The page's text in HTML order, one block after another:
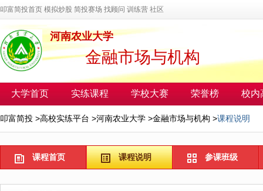
叩富简投首页 模拟炒股 简投赛场 找顾问 训练营 社区
河南农业大学
金融市场与机构
大学首页 实练课程 学校大赛 荣誉榜 校内
叩富简投 >高校实练平台 >河南农业大学 >金融市场与机构 >课程说明
课程首页 课程说明 参课班级